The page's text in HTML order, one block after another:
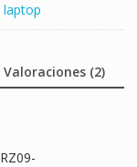
laptop
Valoraciones (2)